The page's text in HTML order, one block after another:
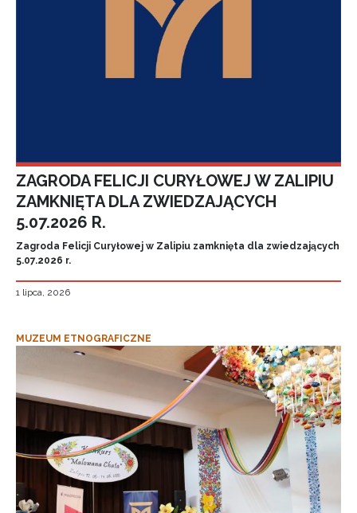
ZAGRODA FELICJI CURYŁOWEJ W ZALIPIU
ZAMKNIĘTA DLA ZWIEDZAJĄCYCH
5.07.2026 R.
Zagroda Felicji Curyłowej w Zalipiu zamknięta dla zwiedzających
5.07.2026 r.
1 lipca, 2026
MUZEUM ETNOGRAFICZNE